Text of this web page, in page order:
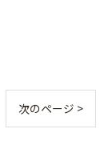
次のページ >